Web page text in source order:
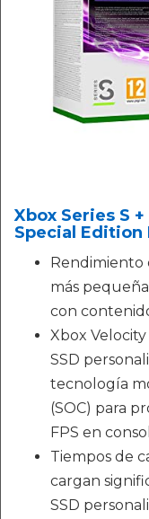
Xbox Series S
Special Edition
Rendimiento
más
con
Xbox
SSD
tecnología
(SOC) para
FPS en
Tiempos de
cargan
SSD